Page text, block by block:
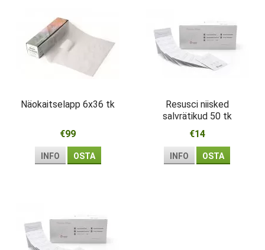
Näokaitselapp 6x36 tk
€99
INFO OSTA
Resusci niisked
salvrätikud 50 tk
€14
INFO OSTA